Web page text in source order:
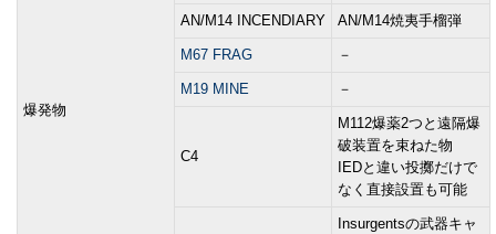
爆発物
AN/M14 INCENDIARY AN/M14焼夷手榴弾
M67 FRAG －
M19 MINE －
C4
M112爆薬2つと遠隔爆
破装置を束ねた物
IEDと違い投擲だけで
なく直接設置も可能
Insurgentsの武器キャ